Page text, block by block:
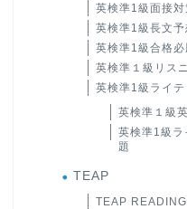
英検準1級面接
英検準1級長文
英検準1級合格必
英検準１級リス
英検準1級ライテ
英検準１級
英検準1級ラ
題
TEAP
TEAP READING